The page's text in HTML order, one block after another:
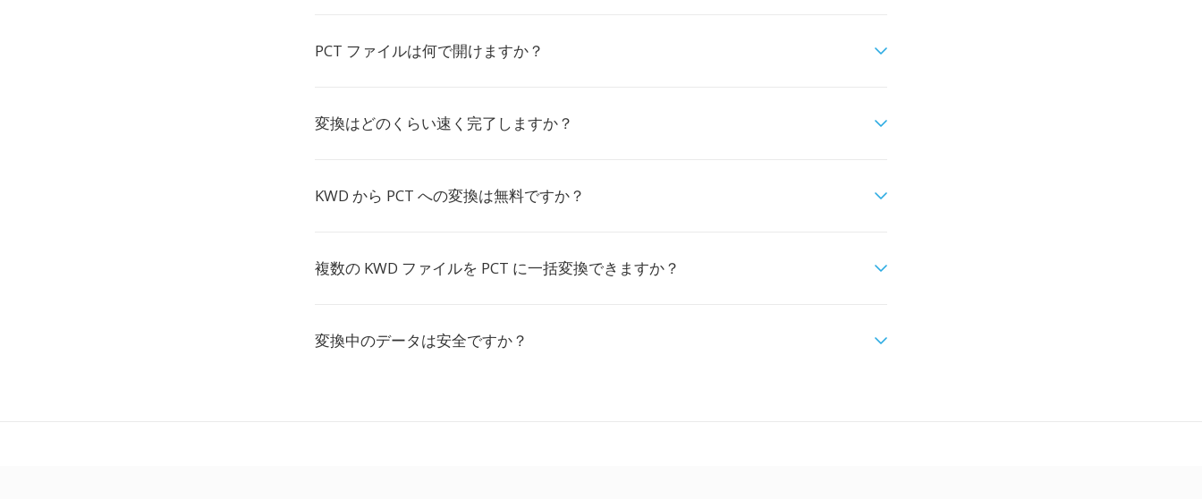
PCT ファイルは何で開けますか？
変換はどのくらい速く完了しますか？
KWD から PCT への変換は無料ですか？
複数の KWD ファイルを PCT に一括変換できますか？
変換中のデータは安全ですか？